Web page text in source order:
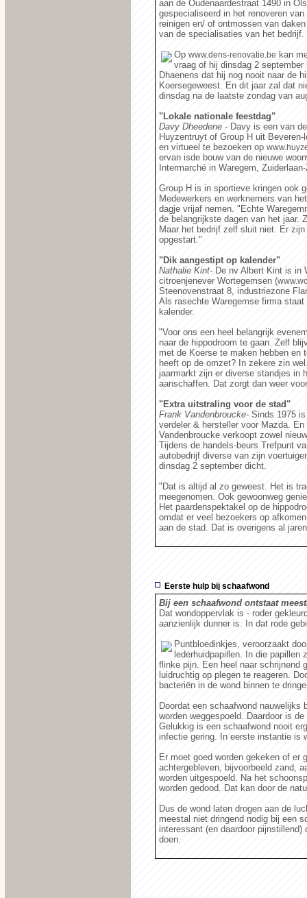
aan de Oudenaardestraat 1490 in
gespecialiseerd in het renoveren
reinigen en/ of ontmossen van
van de specialisaties van het
Op www.dens-renovatie.be kan
vraag of hij dinsdag 2
Dhaenens dat hij nog nooit naar de
Koersegeweest. En dit jaar zal dat
dinsdag na de laatste zondag van
"Lokale nationale feestdag"
Davy Dheedene - Davy is een van
Huyzentruyt of Group H uit
en virtueel te bezoeken op
ervan isde bouw van de nieuwe
Intermarché in Waregem,
Group H is in sportieve kringen ook
Medewerkers en werknemers van
dagje vrijaf nemen. "Echte
de belangrijkste dagen van het jaar.
Maar het bedrijf zelf sluit niet. Er
opgestart."
"Dik aangestipt op kalender"
Nathalie Kint- De nv Albert Kint is in
citroenjenever Wortegemsen (
Steenovenstraat 8, industriezone
Als rasechte Waregemse firma
kalender.
"Voor ons een heel belangrijk
naar de hippodroom te gaan. Zelf
met de Koerse te maken hebben en
heeft op de omzet? In zekere zin
jaarmarkt zijn er diverse standjes in
aanschaffen. Dat zorgt dan weer
"Extra uitstraling voor de stad"
Frank Vandenbroucke- Sinds 1975
verdeler & hersteller voor Mazda.
Vandenbroucke verkoopt zowel
Tijdens de handels-beurs Trefpunt
autobedrijf diverse van zijn
dinsdag 2 september dicht.
"Dat is altijd al zo geweest. Het is
meegenomen. Ook gewoonweg
Het paardenspektakel op de
omdat er veel bezoekers op
aan de stad. Dat is overigens al
Eerste hulp bij schaafwond
Bij een schaafwond ontstaat
Dat wondoppervlak is - roder
aanzienlijk dunner is. In dat rode
Puntbloedinkjes, veroorzaakt
lederhuidpapillen. In die papillen
flinke pijn. Een heel naar schrijnend
luidruchtig op plegen te reageren.
bacteriën in de wond binnen te
Doordat een schaafwond
worden weggespoeld. Daardoor is
Gelukkig is een schaafwond nooit
infectie gering. In eerste instantie is
Er moet goed worden gekeken of er
achtergebleven, bijvoorbeeld zand,
worden uitgespoeld. Na het
worden gedood. Dat kan door de
Dus de wond laten drogen aan de
meestal niet dringend nodig bij een
interessant (en daardoor
doen.